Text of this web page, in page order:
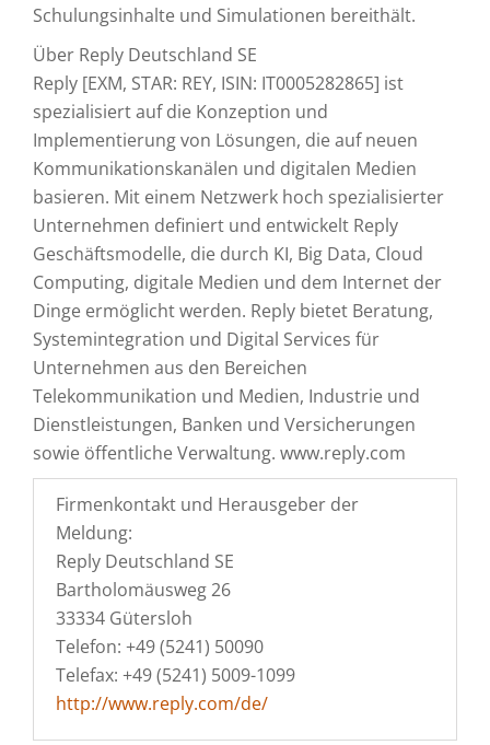
Schulungsinhalte und Simulationen bereithält.
Über Reply Deutschland SE
Reply [EXM, STAR: REY, ISIN: IT0005282865] ist
spezialisiert auf die Konzeption und
Implementierung von Lösungen, die auf neuen
Kommunikationskanälen und digitalen Medien
basieren. Mit einem Netzwerk hoch spezialisierter
Unternehmen definiert und entwickelt Reply
Geschäftsmodelle, die durch KI, Big Data, Cloud
Computing, digitale Medien und dem Internet der
Dinge ermöglicht werden. Reply bietet Beratung,
Systemintegration und Digital Services für
Unternehmen aus den Bereichen
Telekommunikation und Medien, Industrie und
Dienstleistungen, Banken und Versicherungen
sowie öffentliche Verwaltung. www.reply.com
Firmenkontakt und Herausgeber der
Meldung:
Reply Deutschland SE
Bartholomäusweg 26
33334 Gütersloh
Telefon: +49 (5241) 50090
Telefax: +49 (5241) 5009-1099
http://www.reply.com/de/